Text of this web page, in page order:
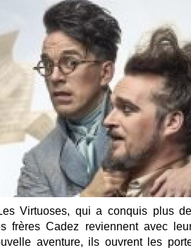
Virtuoses, qui a conquis plus
frères Cadez reviennent avec
aventure, ils ouvrent les